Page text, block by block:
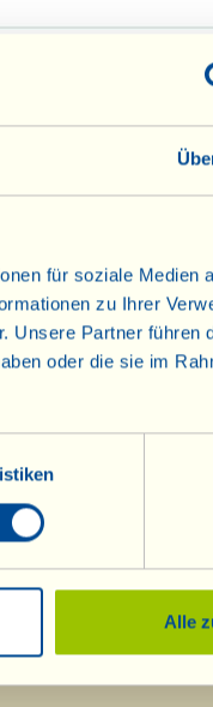
für soziale Medien
zu Ihrer
Unsere Partner führen
oder die sie im
Alle
neuen Weinlese
„Ca’dell Oro“
dem „Chianti